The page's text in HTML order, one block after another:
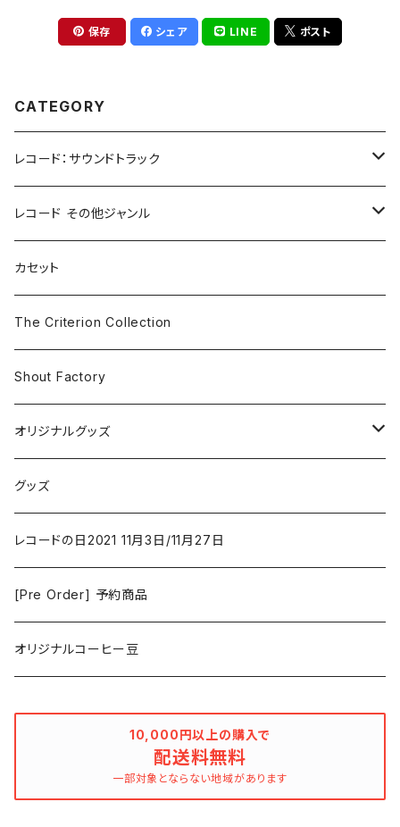
保存 シェア LINE ポスト
CATEGORY
レコード：サウンドトラック
ホラー/スリラー
SF
ドラマ/ロマンス
アクション/クライム
コメディ
ファンタジー/アドベンチャー
アニメーション
ゲーム
ミュージカル/音楽/ドキュメンタリー/コンピ
レコード その他ジャンル
Rock & Pop
The Smiths
Iron and Wine
Grouper
Bill Callahan
Phoebe Bridgers
Classical
Electronic & Ambient
New Order
Jazz
カセット
The Criterion Collection
Shout Factory
オリジナルグッズ
コーヒー
洋服
グッズ
レコードの日2021 11月3日/11月27日
[Pre Order] 予約商品
オリジナルコーヒー豆
10,000円以上の購入で
配送料無料
一部対象とならない地域があります